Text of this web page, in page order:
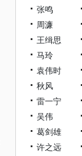
张鸣
周濂
王缉思
马玲
袁伟时
秋风
雷一宁
吴伟
葛剑雄
许之远